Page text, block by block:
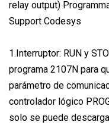
1.Interruptor: RUN y
programa 2107N para
parámetro de
controlador lógico
solo se puede